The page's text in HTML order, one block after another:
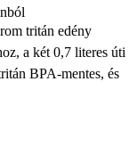
tritán edény
a két 0,7 literes úti
BPA-mentes, és